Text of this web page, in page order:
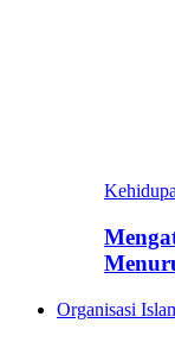
Organisasi